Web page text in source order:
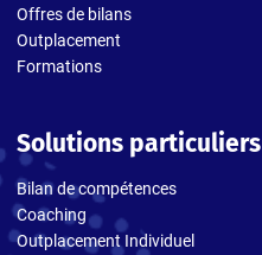
Offres de bilans
Outplacement
Formations
Solutions particuliers
Bilan de compétences
Coaching
Outplacement Individuel